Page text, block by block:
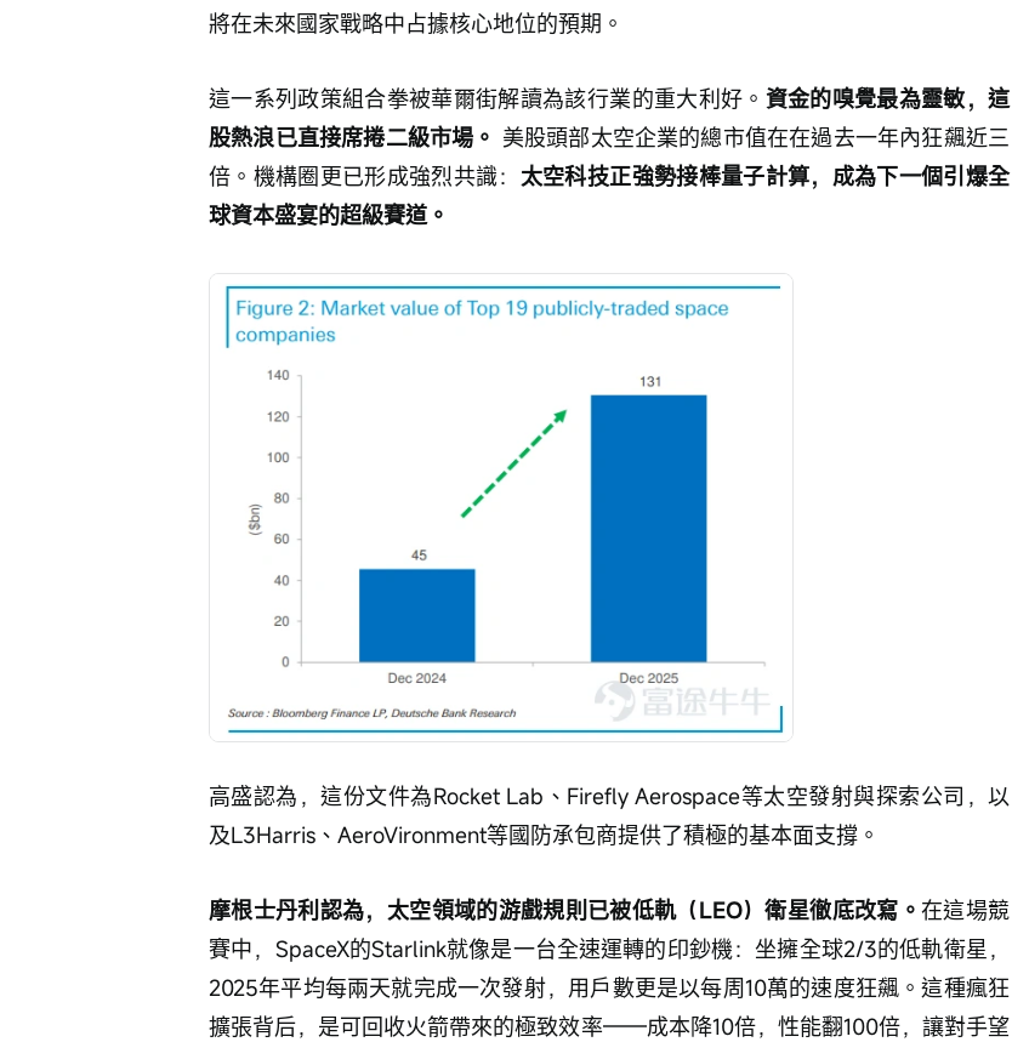
將在未來國家戰略中占據核心地位的預期。
這一系列政策組合拳被華爾街解讀為該行業的重大利好。 資金的嗅覺最為靈敏，這
股熱浪已直接席捲二級市場。 美股頭部太空企業的總市值在在過去一年內狂飆近三
倍。機構圈更已形成強烈共識： 太空科技正強勢接棒量子計算，成為下一個引爆全
球資本盛宴的超級賽道。
高盛認為，這份文件為Rocket Lab、Firefly Aerospace等太空發射與探索公司，以
及L3Harris、AeroVironment等國防承包商提供了積極的基本面支撐。
摩根士丹利認為，太空領域的游戲規則已被低軌（LEO）衛星徹底改寫。 在這場競
賽中，SpaceX的Starlink就像是一台全速運轉的印鈔機：坐擁全球2/3的低軌衛星，
2025年平均每兩天就完成一次發射，用戶數更是以每周10萬的速度狂飆。這種瘋狂
擴張背后，是可回收火箭帶來的極致效率——成本降10倍，性能翻100倍，讓對手望